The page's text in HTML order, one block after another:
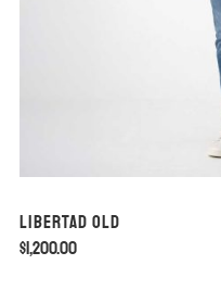
Libertad Old
$1,200.00